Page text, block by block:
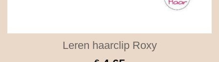
Leren haarclip Roxy